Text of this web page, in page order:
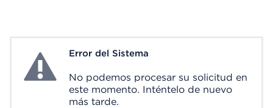
System ErrorError del Sistema
No podemos procesar su solicitud en
este momento. Inténtelo de nuevo
más tarde.